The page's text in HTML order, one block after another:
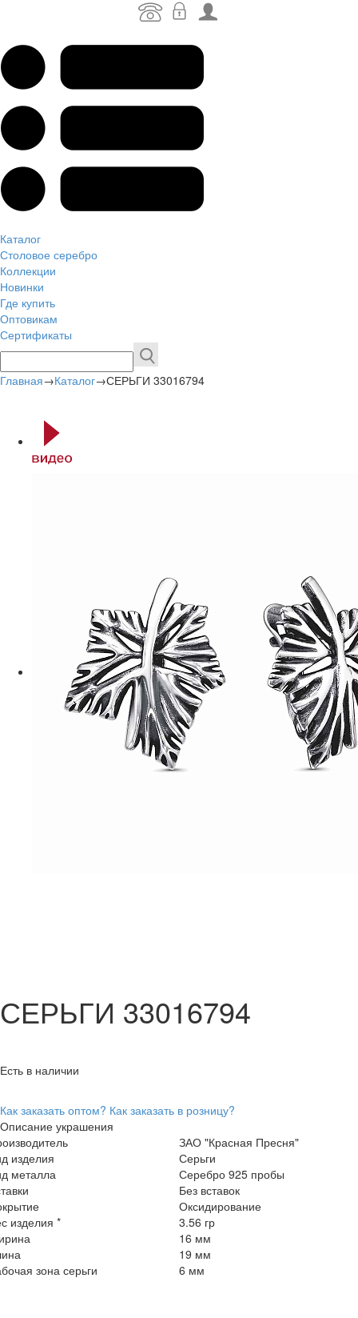
Каталог
Столовое серебро
Коллекции
Новинки
Где купить
Оптовикам
Сертификаты
Главная→Каталог→СЕРЬГИ 33016794
СЕРЬГИ 33016794
Есть в наличии
Как заказать оптом? Как заказать в розницу?
Описание украшения
ЗАО "Красная Пресня"
изделия
Серьги
металла
Серебро 925 пробы
Без вставок
Оксидирование
изделия *
3.56 гр
16 мм
19 мм
зона серьги
6 мм